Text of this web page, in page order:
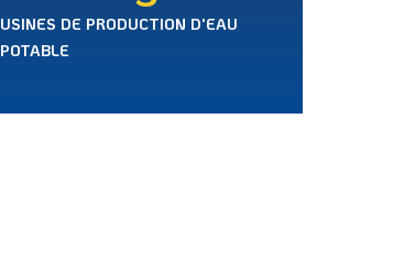
USINES DE PRODUCTION D'EAU
POTABLE